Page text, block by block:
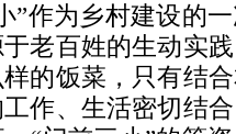
”作为乡村建设的
老百姓的生动实
的饭菜，只有结
作、生活密切结